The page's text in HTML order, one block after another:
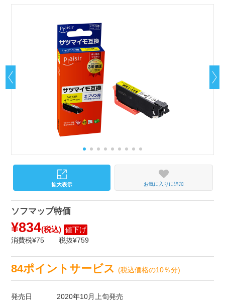
お気に入りに追加
ソフマップ特価
¥834(税込) 値下げ
消費税¥75
税抜¥759
84ポイントサービス(税込価格の10％分)
発売日 2020年10月上旬発売